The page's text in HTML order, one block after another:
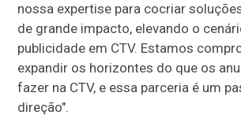
nossa expertise para cocriar
de grande impacto, elevando o
publicidade em CTV. Estamos
expandir os horizontes do que os
fazer na CTV, e essa parceria é um
direção".